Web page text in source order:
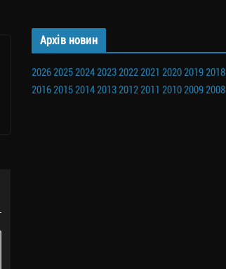
Архів новин
202620252024202320222021 202020192018
201620152014201320122011 201020092008